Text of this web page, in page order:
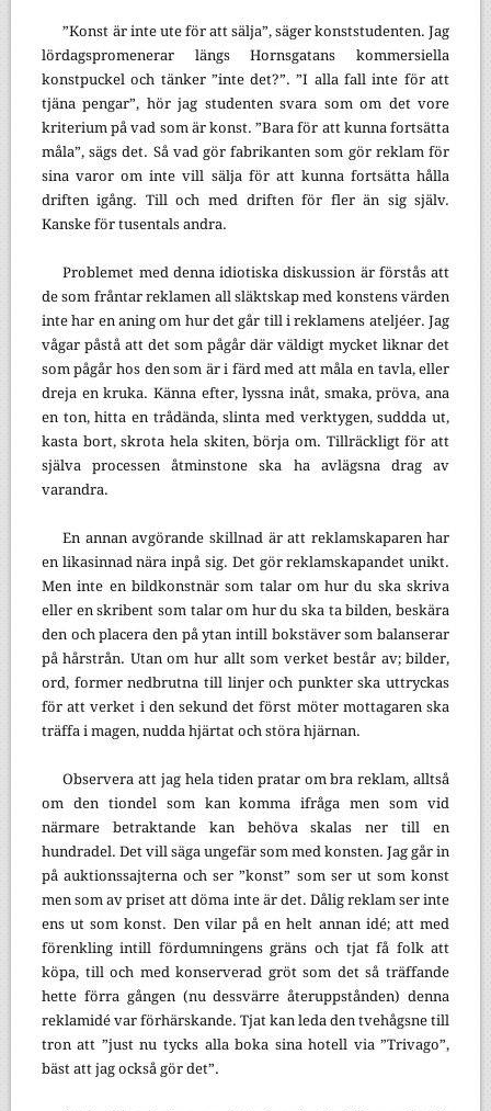
”Konst är inte ute för att sälja”, säger konststudenten. Jag
lördagspromenerar längs Hornsgatans kommersiella
konstpuckel och tänker ”inte det?”. ”I alla fall inte för att
tjäna pengar”, hör jag studenten svara som om det vore
kriterium på vad som är konst. ”Bara för att kunna fortsätta
måla”, sägs det. Så vad gör fabrikanten som gör reklam för
sina varor om inte vill sälja för att kunna fortsätta hålla
driften igång. Till och med driften för fler än sig själv.
Kanske för tusentals andra.
Problemet med denna idiotiska diskussion är förstås att
de som fråntar reklamen all släktskap med konstens värden
inte har en aning om hur det går till i reklamens ateljéer. Jag
vågar påstå att det som pågår där väldigt mycket liknar det
som pågår hos den som är i färd med att måla en tavla, eller
dreja en kruka. Känna efter, lyssna inåt, smaka, pröva, ana
en ton, hitta en trådända, slinta med verktygen, suddda ut,
kasta bort, skrota hela skiten, börja om. Tillräckligt för att
själva processen åtminstone ska ha avlägsna drag av
varandra.
En annan avgörande skillnad är att reklamskaparen har
en likasinnad nära inpå sig. Det gör reklamskapandet unikt.
Men inte en bildkonstnär som talar om hur du ska skriva
eller en skribent som talar om hur du ska ta bilden, beskära
den och placera den på ytan intill bokstäver som balanserar
på hårstrån. Utan om hur allt som verket består av; bilder,
ord, former nedbrutna till linjer och punkter ska uttryckas
för att verket i den sekund det först möter mottagaren ska
träffa i magen, nudda hjärtat och störa hjärnan.
Observera att jag hela tiden pratar om bra reklam, alltså
om den tiondel som kan komma ifråga men som vid
närmare betraktande kan behöva skalas ner till en
hundradel. Det vill säga ungefär som med konsten. Jag går in
på auktionssajterna och ser ”konst” som ser ut som konst
men som av priset att döma inte är det. Dålig reklam ser inte
ens ut som konst. Den vilar på en helt annan idé; att med
förenkling intill fördumningens gräns och tjat få folk att
köpa, till och med konserverad gröt som det så träffande
hette förra gången (nu dessvärre återuppstånden) denna
reklamidé var förhärskande. Tjat kan leda den tvehågsne till
tron att ”just nu tycks alla boka sina hotell via ”Trivago”,
bäst att jag också gör det”.